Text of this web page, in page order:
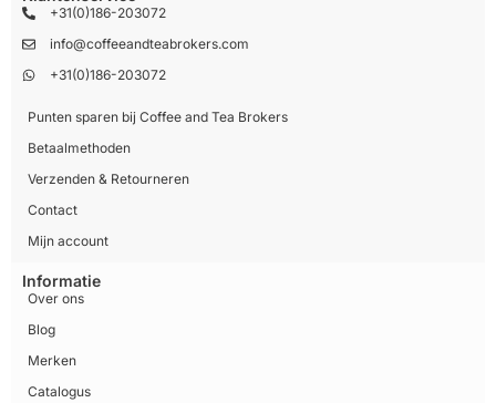
+31(0)186-203072
info@coffeeandteabrokers.com
+31(0)186-203072
Punten sparen bij Coffee and Tea Brokers
Betaalmethoden
Verzenden & Retourneren
Contact
Mijn account
Informatie
Over ons
Blog
Merken
Catalogus